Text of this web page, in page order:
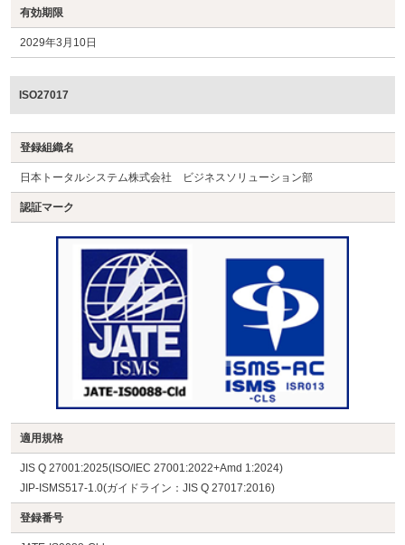
有効期限
2029年3月10日
ISO27017
登録組織名
日本トータルシステム株式会社 ビジネスソリューション部
認証マーク
適用規格
JIS Q 27001:2025(ISO/IEC 27001:2022+Amd 1:2024)
JIP-ISMS517-1.0(ガイドライン：JIS Q 27017:2016)
登録番号